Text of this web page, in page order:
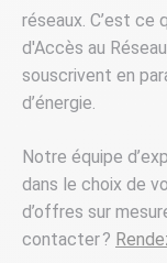
réseaux. C’est ce
d'Accès au
souscrivent en
d’énergie.
Notre équipe
dans le choix de
d’offres sur
contacter ?